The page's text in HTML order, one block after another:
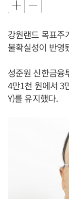
강원랜드 목표주
불확실성이 반영
성준원 신한금융
4만1천 원에서 3
Y)를 유지했다.